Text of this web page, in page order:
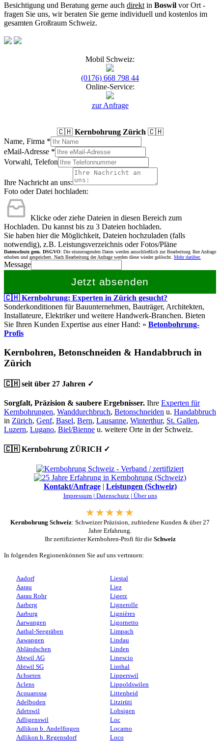
Besichtigung und Beratung gerne auch direkt in Boswil vor Ort -
fragen Sie uns, wir beraten Sie gerne individuell und kostenlos im
gesamten Großraum Schweiz.
Mobil Schweiz:
(0176) 668 798 44
Online-Service:
zur Anfrage
🇨🇭 Kernbohrung Zürich 🇨🇭
Name, Firma *
eMail-Adresse *
Vorwahl, Telefon
Ihre Nachricht an uns:
Foto oder Datei hochladen:
Klicke oder ziehe Dateien in diesen Bereich zum
Hochladen. Du kannst bis zu 3 Dateien hochladen.
Sie haben hier die Möglichkeit, Dateien hochzuladen (falls
notwendig), z.B. Leistungsverzeichnis oder Fotos/Pläne
Datenschutz gem. DSGVO: Die einzutragenden Daten werden ausschließlich zur Bearbeitung Ihre Anfrage
erhoben und gespeichert. Nach Bearbeitung der Anfrage werden diese wieder gelöscht. Mehr darüber.
Message
Jetzt absenden
🇨🇭 Kernbohrung: Experten in Zürich gesucht?
Sonderkonditionen für Bauunternehmen, Bauträger, Architekten,
Installateure, Elektriker und weitere Handwerk-Branchen. Bieten
Sie Ihren Kunden Expertise aus einer Hand: » Betonbohrung-
Profis
Kernbohren, Betonschneiden & Handabbruch in
Zürich
🇨🇭 seit über 27 Jahren ✓
Sorgfalt, Präzision & saubere Ergebnisser. Ihre Experten für
Kernbohrungen, Wanddurchbruch, Betonschneiden u. Handabbruch
in Zürich, Genf, Basel, Bern, Lausanne, Winterthur, St. Gallen,
Luzern, Lugano, Biel/Bienne u. weitere Orte in der Schweiz.
🇨🇭 Kernbohrung ZÜRICH ✓
Kontakt/Anfrage| Leistungen (Schweiz)
Impressum | Datenschutz | Über uns
Kernbohrung Schweiz: Schweizer Präzision, zufriedene Kunden & über 27
Jahre Erfahrung.
Ihr zertifizierter Kernbohren-Profi für die Schweiz
In folgenden Regionenkönnen Sie auf uns vertrauen:
Aadorf
Aarau
Aarau Rohr
Aarberg
Aarburg
Aarwangen
Aathal-Seegräben
Aawangen
Abländschen
Abtwil AG
Abtwil SG
Achseten
Aclens
Acquarossa
Adelboden
Adetswil
Adligenswil
Adlikon b. Andelfingen
Adlikon b. Regensdorf
Liestal
Liez
Ligerz
Lignerolle
Lignières
Ligornetto
Limpach
Lindau
Linden
Linescio
Linthal
Lipperswil
Lippoldswilen
Littenheid
Litzirüti
Lobsigen
Loc
Locarno
Loco